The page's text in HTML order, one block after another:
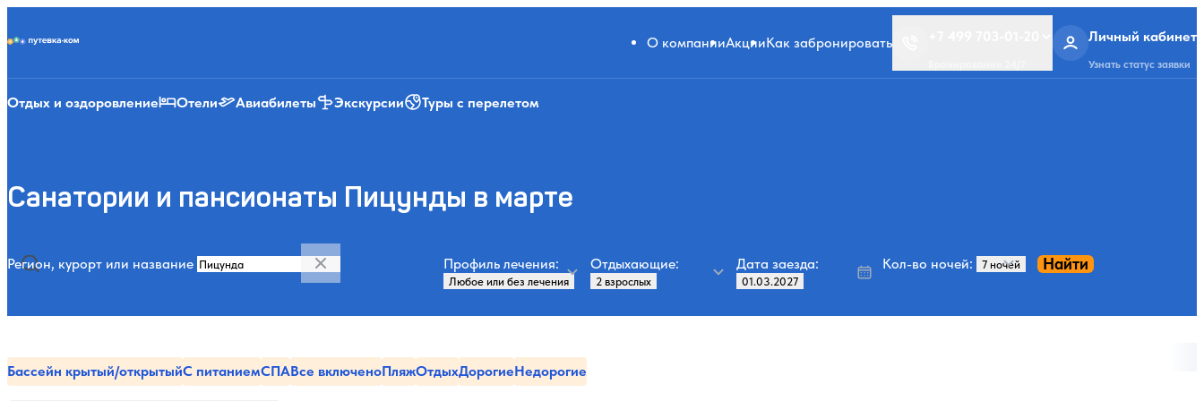
О компанииАкцииКак забронировать Личный кабинет
Узнать статус заявки
Отдых и оздоровление Отели Авиабилеты Экскурсии Туры с перелетом
Санатории и пансионаты Пицунды в марте
Регион, курорт или название Профиль лечения: Отдыхающие: Дата заезда: Кол-во ночей: Найти
Бассейн крытый/открытыйС питаниемСПАВсе включеноПляжОтдыхДорогиеНедорогие